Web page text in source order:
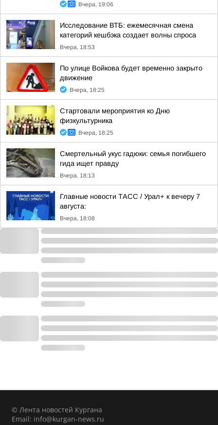
Вчера, 19:06
Исследование ВТБ: ежемесячная смена
категорий кешбэка создает волны спроса
Вчера, 18:53
По улице Войкова будет временно закрыто
движение
Вчера, 18:25
Стартовали мероприятия ко Дню
физкультурника
Вчера, 18:25
Смертельный укус гадюки: семья погибшего
гида ищет правду
Вчера, 18:13
Главные новости ТАСС / Урал+ к вечеру 7
августа:
Вчера, 18:08
© Лента новостей Кургана
Email: info@kurgan-news.ru